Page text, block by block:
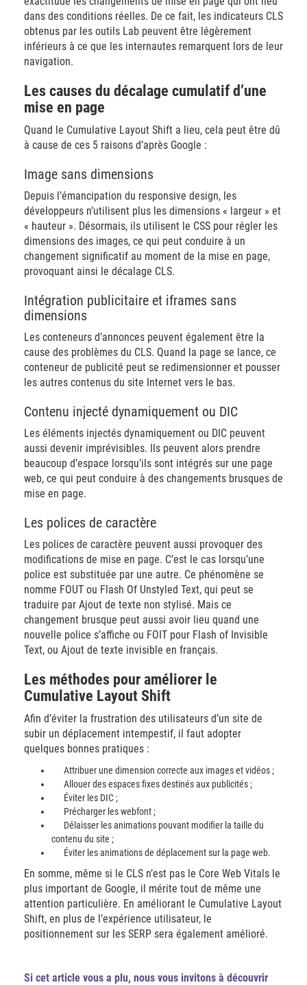
dans des conditions réelles. De ce fait, les indicateurs CLS
obtenus par les outils Lab peuvent être légèrement
inférieurs à ce que les internautes remarquent lors de leur
navigation.
Les causes du décalage cumulatif d’une
mise en page
Quand le Cumulative Layout Shift a lieu, cela peut être dû
à cause de ces 5 raisons d’après Google :
Image sans dimensions
Depuis l’émancipation du responsive design, les
développeurs n’utilisent plus les dimensions « largeur » et
« hauteur ». Désormais, ils utilisent le CSS pour régler les
dimensions des images, ce qui peut conduire à un
changement significatif au moment de la mise en page,
provoquant ainsi le décalage CLS.
Intégration publicitaire et iframes sans
dimensions
Les conteneurs d’annonces peuvent également être la
cause des problèmes du CLS. Quand la page se lance, ce
conteneur de publicité peut se redimensionner et pousser
les autres contenus du site Internet vers le bas.
Contenu injecté dynamiquement ou DIC
Les éléments injectés dynamiquement ou DIC peuvent
aussi devenir imprévisibles. Ils peuvent alors prendre
beaucoup d’espace lorsqu’ils sont intégrés sur une page
web, ce qui peut conduire à des changements brusques de
mise en page.
Les polices de caractère
Les polices de caractère peuvent aussi provoquer des
modifications de mise en page. C’est le cas lorsqu’une
police est substituée par une autre. Ce phénomène se
nomme FOUT ou Flash Of Unstyled Text, qui peut se
traduire par Ajout de texte non stylisé. Mais ce
changement brusque peut aussi avoir lieu quand une
nouvelle police s’affiche ou FOIT pour Flash of Invisible
Text, ou Ajout de texte invisible en français.
Les méthodes pour améliorer le
Cumulative Layout Shift
Afin d’éviter la frustration des utilisateurs d’un site de
subir un déplacement intempestif, il faut adopter
quelques bonnes pratiques :
Attribuer une dimension correcte aux images et vidéos ;
Allouer des espaces fixes destinés aux publicités ;
Éviter les DIC ;
Précharger les webfont ;
Délaisser les animations pouvant modifier la taille du
contenu du site ;
Éviter les animations de déplacement sur la page web.
En somme, même si le CLS n’est pas le Core Web Vitals le
plus important de Google, il mérite tout de même une
attention particulière. En améliorant le Cumulative Layout
Shift, en plus de l’expérience utilisateur, le
positionnement sur les SERP sera également amélioré.
Si cet article vous a plu, nous vous invitons à découvrir